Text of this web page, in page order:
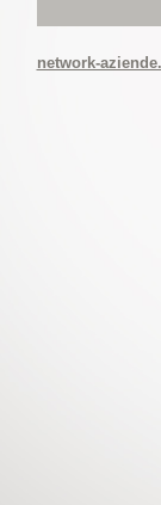
network-